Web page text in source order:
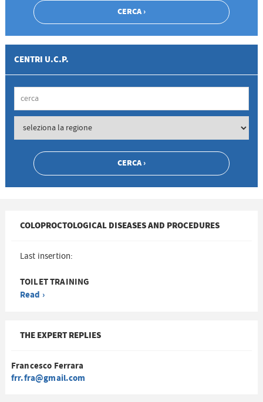
CENTRI U.C.P.
COLOPROCTOLOGICAL DISEASES AND PROCEDURES
Last insertion:
TOILET TRAINING
Read ›
THE EXPERT REPLIES
Francesco Ferrara
frr.fra@gmail.com